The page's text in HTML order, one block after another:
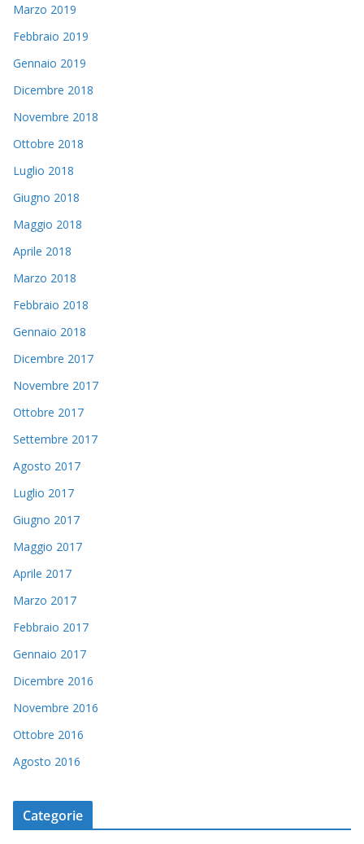
Marzo 2019
Febbraio 2019
Gennaio 2019
Dicembre 2018
Novembre 2018
Ottobre 2018
Luglio 2018
Giugno 2018
Maggio 2018
Aprile 2018
Marzo 2018
Febbraio 2018
Gennaio 2018
Dicembre 2017
Novembre 2017
Ottobre 2017
Settembre 2017
Agosto 2017
Luglio 2017
Giugno 2017
Maggio 2017
Aprile 2017
Marzo 2017
Febbraio 2017
Gennaio 2017
Dicembre 2016
Novembre 2016
Ottobre 2016
Agosto 2016
Categorie